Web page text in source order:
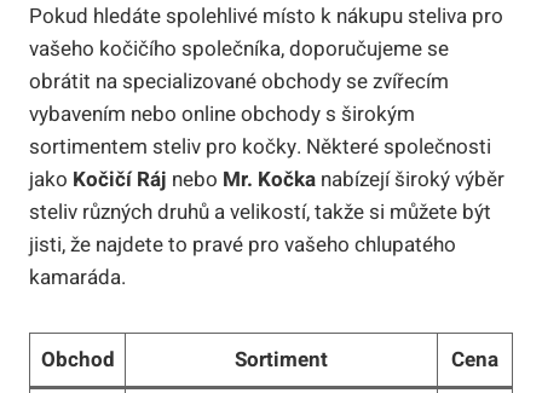
Pokud hledáte spolehlivé místo k nákupu steliva pro
vašeho kočičího společníka, doporučujeme se
obrátit na specializované obchody se zvířecím
vybavením nebo online obchody s širokým
sortimentem steliv pro kočky. Některé společnosti
jako Kočičí Ráj nebo Mr. Kočka nabízejí široký výběr
steliv různých druhů a velikostí, takže si můžete být
jisti, že najdete to pravé pro vašeho chlupatého
kamaráda.
Obchod Sortiment Cena